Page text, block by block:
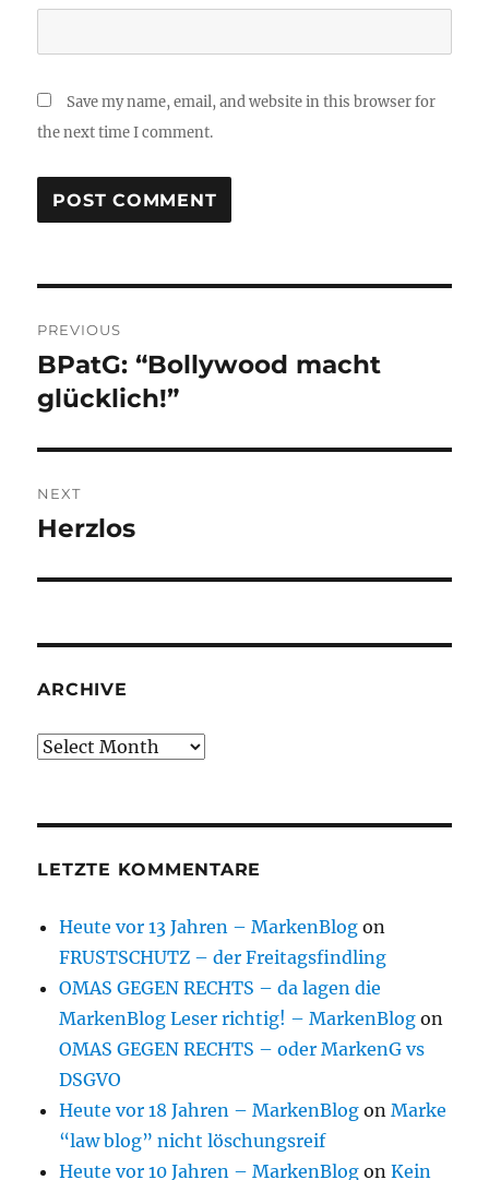
Save my name, email, and website in this browser for
the next time I comment.
navigation
PREVIOUS
Previous
post:
BPatG: “Bollywood macht
glücklich!”
NEXT
Next
Herzlos
ARCHIVE
Archive
LETZTE KOMMENTARE
Heute vor 13 Jahren – MarkenBlog on
FRUSTSCHUTZ – der Freitagsfindling
OMAS GEGEN RECHTS – da lagen die
MarkenBlog Leser richtig! – MarkenBlog on
OMAS GEGEN RECHTS – oder MarkenG vs
DSGVO
Heute vor 18 Jahren – MarkenBlog onMarke
“law blog” nicht löschungsreif
Heute vor 10 Jahren – MarkenBlog onKein